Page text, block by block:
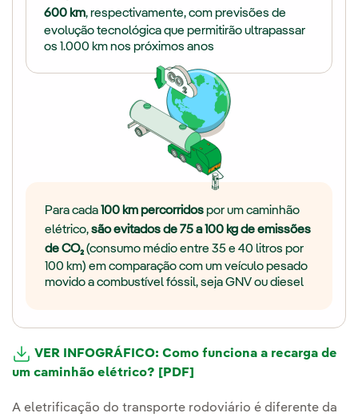
600 km, respectivamente, com previsões de
evolução tecnológica que permitirão ultrapassar
os 1.000 km nos próximos anos
Para cada100 km percorridospor um caminhão
elétrico,são evitados de 75 a 100 kg de emissões
de CO₂(consumo médio entre 35 e 40 litros por
100 km) em comparação com um veículo pesado
movido a combustível fóssil, seja GNV ou diesel
VER INFOGRÁFICO: Como funciona a recarga de
um caminhão elétrico? [PDF]
A eletrificação do transporte rodoviário é diferente da